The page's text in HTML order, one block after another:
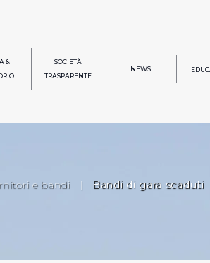
&
SOCIETÀ
TRASPARENTE
NEWS
e bandi | Bandi di gara scaduti